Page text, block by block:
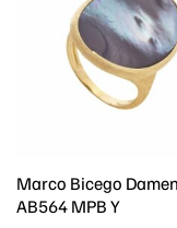
Marco Bicego
AB564 MPB Y